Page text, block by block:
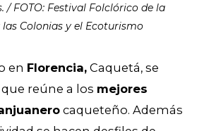
/ FOTO: Festival Folclórico de la
Colonias y el Ecoturismo​
en Florencia, Caquetá, se
reúne a los mejores
caqueteño. Además